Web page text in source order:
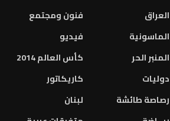
العراق
الماسونية
المنبر الحر
دوليات
رصاصة طائشة
فنون ومجتمع
فيديو
كأس العالم 2014
كاريكاتور
لبنان